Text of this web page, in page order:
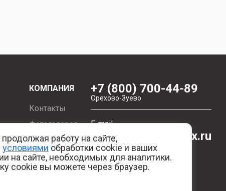
КОМПАНИЯ
Контакты
Фотогалерея
Отзывы
О нас
+7 (800) 700-44-89
Орехово-Зуево
E-mail
id.kilowatt@yandex.ru
Орехово-Зуево
работу на сайте,
условиями обработки cookie и ваших
на сайте, необходимых для аналитики.
cookie вы можете через браузер.